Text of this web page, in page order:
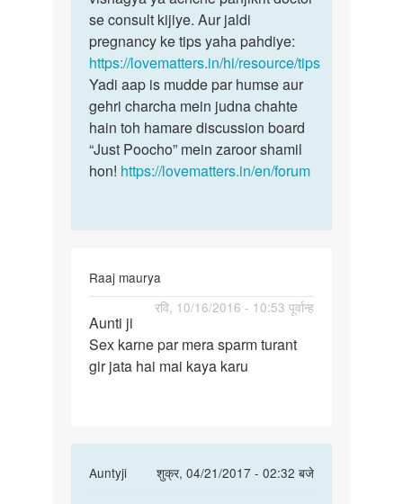
ko
2
saal
ho
gaya
by
Nitin
is
bare
mein
se consult kijiye. Aur jaldi
pregnancy ke tips yaha pahdiye:
https://lovematters.in/hi/resource/tips
Yadi aap is mudde par humse aur
gehri charcha mein judna chahte
hain toh hamare discussion board
“Just Poocho” mein zaroor shamil
hon! https://lovematters.in/en/forum
Raaj maurya
रवि, 10/16/2016 - 10:53 पूर्वान्ह
Aunti
ji
Sex
Aunti ji
Sex karne par mera sparm turant
gir jata hai mai kaya karu
Auntyji
शुक्र, 04/21/2017 - 02:32 बजे
In